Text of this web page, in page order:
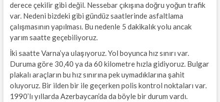
derece çekilir gibi değil. Nessebar çıkışına doğru yoğun trafik
var. Nedeni bizdeki gibi gündüz saatlerinde asfaltlama
çalışmasının yapılması. Bu nedenle 5 dakikalık yolu ancak
yarım saatte geçebiliyoruz.
İki saatte Varna’ya ulaşıyoruz. Yol boyunca hız sınırı var.
Duruma göre 30,40 ya da 60 kilometre hızla gidiyoruz. Bulgar
plakalı araçların bu hız sınırına pek uymadıklarına şahit
oluyoruz. Bir ilden bir ile geçerken polis kontrol noktaları var.
1990’lı yıllarda Azerbaycan’da da böyle bir durum vardı.